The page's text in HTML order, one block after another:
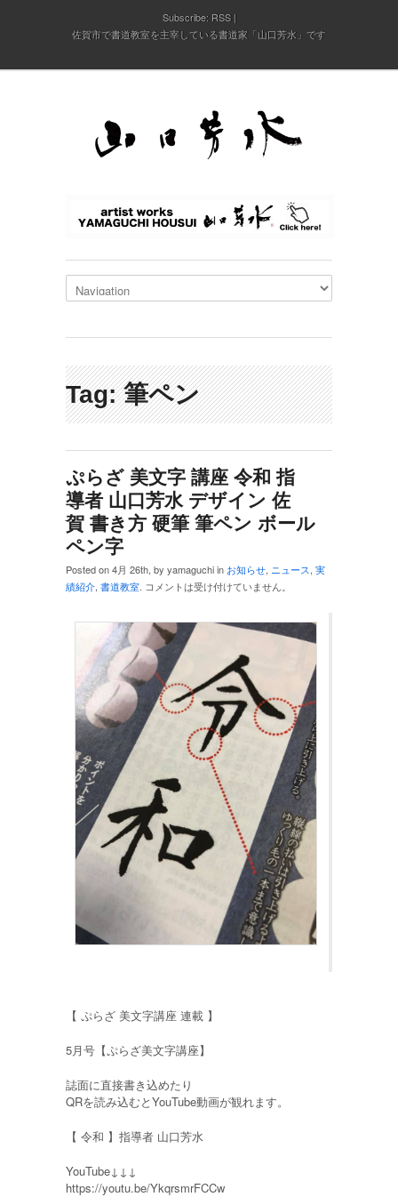
Subscribe: RSS
佐賀市で書道教室を主宰している書道家「山口芳水」です
Tag: 筆ペン
ぷらざ 美文字 講座 令和 指
導者 山口芳水 デザイン 佐
賀 書き方 硬筆 筆ペン ボール
ペン字
Posted on 4月 26th, by yamaguchi in お知らせ, ニュース, 実
績紹介, 書道教室. コメントは受け付けていません。
【 ぷらざ 美文字講座 連載 】
5月号【ぷらざ美文字講座】
誌面に直接書き込めたり
QRを読み込むとYouTube動画が観れます。
【 令和 】指導者 山口芳水
YouTube↓↓↓
https://youtu.be/YkqrsmrFCCw